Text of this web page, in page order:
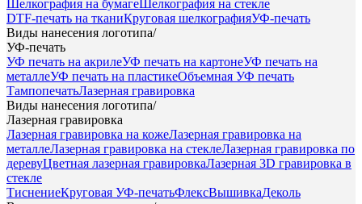
Шелкография на бумагеШелкография на стекле
DTF-печать на тканиКруговая шелкографияУФ-печать
Виды нанесения логотипа/
УФ-печать
УФ печать на акрилеУФ печать на картонеУФ печать на
металлеУФ печать на пластикеОбъемная УФ печать
ТампопечатьЛазерная гравировка
Виды нанесения логотипа/
Лазерная гравировка
Лазерная гравировка на кожеЛазерная гравировка на
металлеЛазерная гравировка на стеклеЛазерная гравировка по
деревуЦветная лазерная гравировкаЛазерная 3D гравировка в
стекле
ТиснениеКруговая УФ-печатьФлексВышивкаДеколь